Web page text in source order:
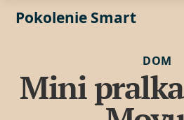
Pokolenie Smart
DOM
Mini